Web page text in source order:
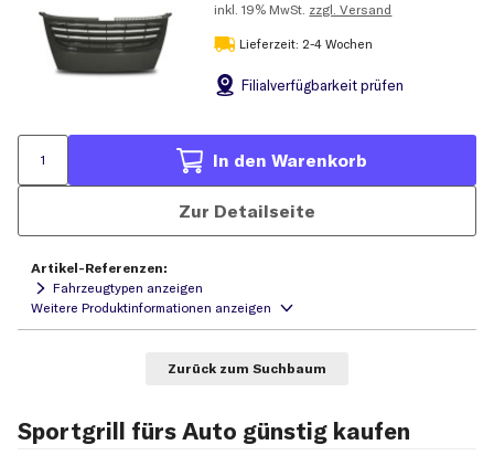
inkl. 19% MwSt. zzgl. Versand
Lieferzeit: 2-4 Wochen
Filialverfügbarkeit prüfen
In den Warenkorb
Zur Detailseite
Artikel-Referenzen:
Fahrzeugtypen anzeigen
Zurück zum Suchbaum
Sportgrill fürs Auto günstig kaufen